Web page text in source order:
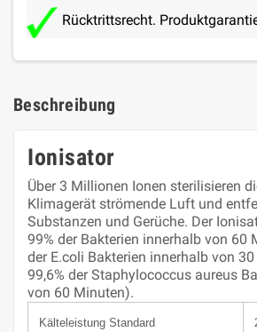
Rücktrittsrecht.
Beschreibung
Ionisator
Über 3 Millionen Ionen sterilisieren
Klimagerät strömende Luft und
Substanzen und Gerüche. Der
99% der Bakterien innerhalb von 60
der E.coli Bakterien innerhalb von
99,6% der Staphylococcus aureus
von 60 Minuten).
Kälteleistung Standard